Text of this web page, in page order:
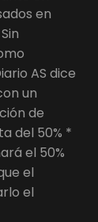
en
AS dice
un
de
del 50% *
el 50%
el
el